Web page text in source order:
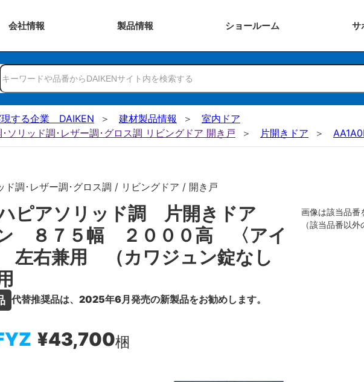
会社情報 製品情報 ショールーム サ
現する企業 DAIKEN 建材製品情報
室内ドア
ソリッド調･レザー調･グロス調 リビングドア 開き戸
片開きドア
ド調･レザー調･グロス調 / リビングドア / 開き戸
ピアソリッド調 片開きドア
８７５幅 ２０００高 〈アイ
左右兼用 （カワジュン錠なし
代替推奨品は、2025年6月発売の新製品をお勧めします。
¥43,700梱
画像は該当品番
（該当品番以